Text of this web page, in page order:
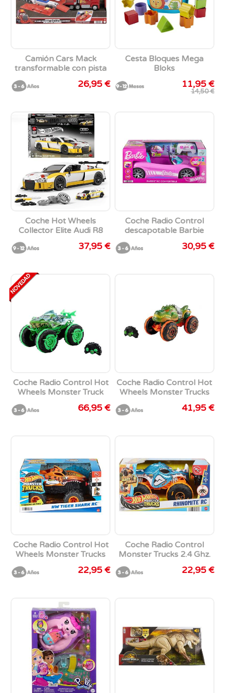
Camión Cars Mack
transformable con pista
para coches de juguete.
26,95 €
Cesta Bloques Mega
Bloks
11,95 €
14,50 €
Coche Hot Wheels
Collector Elite Audi R8
LMS para construir y
personalizar 820 piezas
37,95 €
Coche Radio Control
descapotable Barbie
30,95 €
Coche Radio Control Hot
Wheels Monster Truck
Mutante Gran Mordisco
Todoterreno.66,95 €
Coche Radio Control Hot
Wheels Monster Trucks
Samsh O Saurus. Escala
41,95 €
Coche Radio Control Hot
Wheels Monster Trucks
Tiger Shark 2.4 ghz escala
22,95 €
Coche Radio Control
Monster Trucks 2.4 Ghz.
Escala 1:24
22,95 €